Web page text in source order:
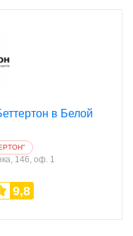
в Белой
146, оф. 1
9,8